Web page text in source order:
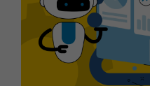
Artificial:
artigos inovação